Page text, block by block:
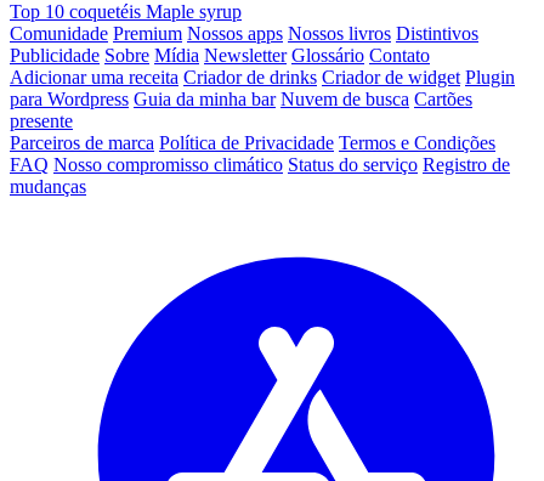
Top 10 coquetéis Maple syrup
Comunidade Premium Nossos apps Nossos livros Distintivos
Publicidade Sobre Mídia Newsletter Glossário Contato
Adicionar uma receita Criador de drinks Criador de widget Plugin
para Wordpress Guia da minha bar Nuvem de busca Cartões
presente
Parceiros de marca Política de Privacidade Termos e Condições
FAQ Nosso compromisso climático Status do serviço Registro de
mudanças